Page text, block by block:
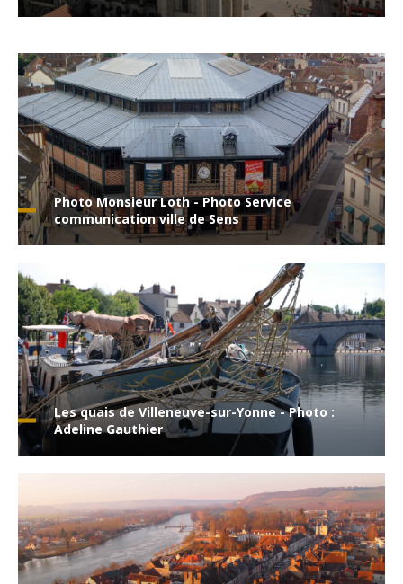
Photo Monsieur Loth - Photo Service
communication ville de Sens
Les quais de Villeneuve-sur-Yonne - Photo :
Adeline Gauthier